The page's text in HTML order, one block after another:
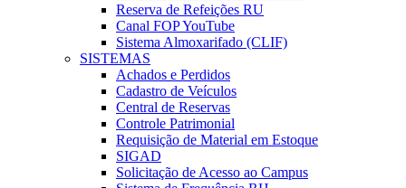
Reserva de Refeições RU
Canal FOP YouTube
Sistema Almoxarifado (CLIF)
SISTEMAS
Achados e Perdidos
Cadastro de Veículos
Central de Reservas
Controle Patrimonial
Requisição de Material em Estoque
SIGAD
Solicitação de Acesso ao Campus